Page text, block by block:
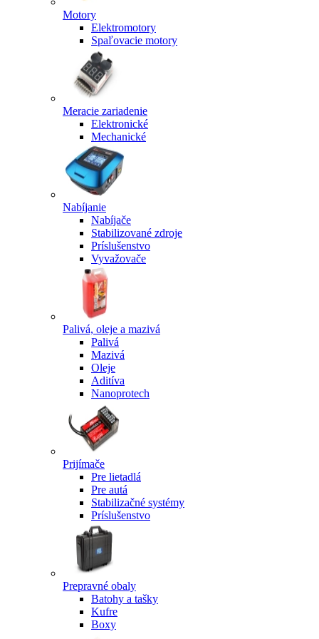
Motory
Elektromotory
Spaľovacie motory
Meracie zariadenie
Elektronické
Mechanické
Nabíjanie
Nabíjače
Stabilizované zdroje
Príslušenstvo
Vyvažovače
Palivá, oleje a mazivá
Palivá
Mazivá
Oleje
Aditíva
Nanoprotech
Prijímače
Pre lietadlá
Pre autá
Stabilizačné systémy
Príslušenstvo
Prepravné obaly
Batohy a tašky
Kufre
Boxy